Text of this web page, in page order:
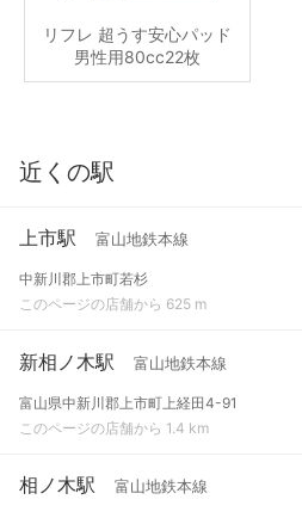
リフレ 超うす安心パッド
男性用80cc22枚
近くの駅
上市駅 富山地鉄本線
中新川郡上市町若杉
このページの店舗から 625 m
新相ノ木駅 富山地鉄本線
富山県中新川郡上市町上経田4-91
このページの店舗から 1.4 km
相ノ木駅 富山地鉄本線